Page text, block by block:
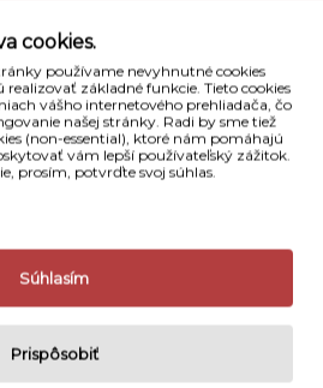
SDHC Class 4 zo série
rady pamäťových
nachádza predovšetkým v
a v ďalších
kde môže byť
tak často ako len
aj ochrannu poistku
Hodí sa aj do videokamier so
ready kvalite.
cookies.
používame nevyhnutné cookies
realizovať základné funkcie. Tieto cookies
vášho internetového prehliadača, čo
našej stránky. Radi by sme tiež
(non-essential), ktoré nám pomáhajú
vám lepší používateľský zážitok.
prosím, potvrďte svoj súhlas.
Súhlasím
Prispôsobiť